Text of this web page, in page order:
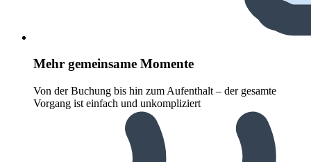
Mehr gemeinsame Momente
Von der Buchung bis hin zum Aufenthalt – der gesamte
Vorgang ist einfach und unkompliziert